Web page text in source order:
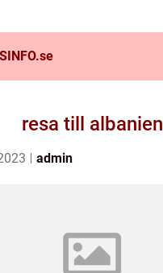
se
resa till albanien
admin